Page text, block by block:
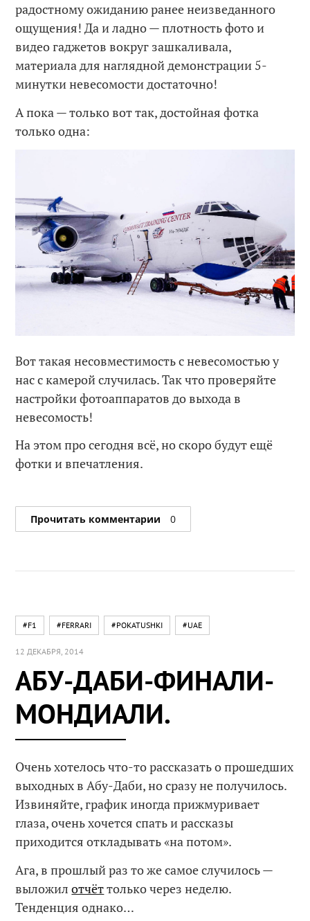
радостному ожиданию ранее неизведанного
ощущения! Да и ладно — плотность фото и
видео гаджетов вокруг зашкаливала,
материала для наглядной демонстрации 5-
минутки невесомости достаточно!
А пока — только вот так, достойная фотка
только одна:
Вот такая несовместимость с невесомостью у
нас с камерой случилась. Так что проверяйте
настройки фотоаппаратов до выхода в
невесомость!
На этом про сегодня всё, но скоро будут ещё
фотки и впечатления.
Прочитать комментарии 0
#F1 #FERRARI #POKATUSHKI #UAE
12 ДЕКАБРЯ, 2014
АБУ-ДАБИ-ФИНАЛИ-
МОНДИАЛИ.
Очень хотелось что-то рассказать о прошедших
выходных в Абу-Даби, но сразу не получилось.
Извиняйте, график иногда прижмуривает
глаза, очень хочется спать и рассказы
приходится откладывать «на потом».
Ага, в прошлый раз то же самое случилось —
выложилотчёттолько через неделю.
Тенденция однако…